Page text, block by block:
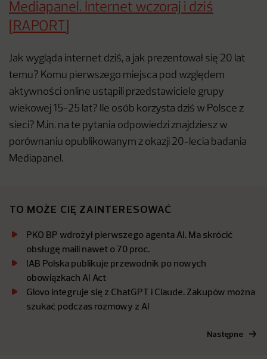
Mediapanel. Internet wczoraj i dziś
[RAPORT]
Jak wygląda internet dziś, a jak prezentował się 20 lat
temu? Komu pierwszego miejsca pod względem
aktywności online ustąpili przedstawiciele grupy
wiekowej 15-25 lat? Ile osób korzysta dziś w Polsce z
sieci? M.in. na te pytania odpowiedzi znajdziesz w
porównaniu opublikowanym z okazji 20-lecia badania
Mediapanel.
TO MOŻE CIĘ ZAINTERESOWAĆ
PKO BP wdrożył pierwszego agenta AI. Ma skrócić
obsługę maili nawet o 70 proc.
IAB Polska publikuje przewodnik po nowych
obowiązkach AI Act
Glovo integruje się z ChatGPT i Claude. Zakupów można
szukać podczas rozmowy z AI
Następne